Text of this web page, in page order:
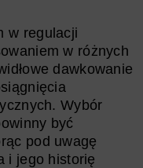
w regulacji
w różnych
dawkowanie
Wybór
być
pod uwagę
i jego historię